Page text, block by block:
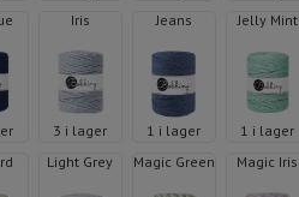
Iris
3 i lager
Jeans
1 i lager
Jelly Mint
1 i lager
Light Grey Magic Green Magic Iris